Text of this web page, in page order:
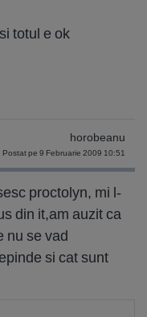
totul e ok
horobeanu
Postat pe 9 Februarie 2009 10:51
proctolyn, mi l-
din it,am auzit ca
nu se vad
si cat sunt